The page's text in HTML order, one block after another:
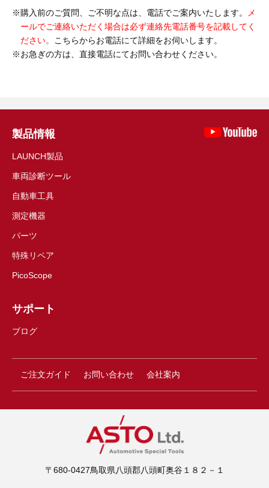
購入前のご質問、ご不明な点は、電話でご案内いたします。
メ
ールでご連絡いただく場合は必ず連絡先電話番号を記載してく
ださい。
こちらからお電話にて詳細をお伺いします。
お急ぎの方は、直接電話にてお問い合わせください。
製品情報
LAUNCH製品
車両診断ツール
自動車工具
測定機器
パーツ
特殊リペア
PicoScope
サポート
ブログ
ご注文ガイド お問い合わせ 会社案内
〒680-0427鳥取県八頭郡八頭町奥谷１８２－１